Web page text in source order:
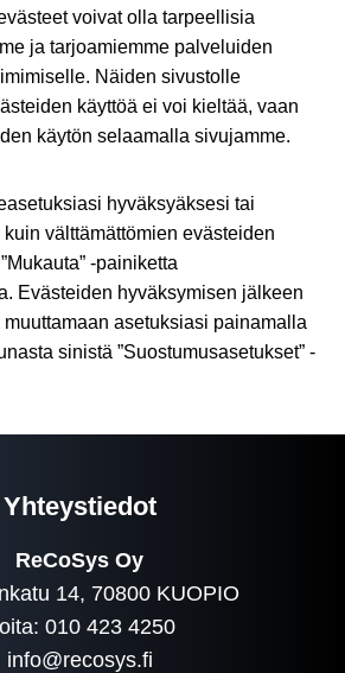
voivat olla tarpeellisia
ja tarjoamiemme palveluiden
Näiden sivustolle
käyttöä ei voi kieltää, vaan
käytön selaamalla sivujamme.
hyväksyäksesi tai
välttämättömien evästeiden
-painiketta
Evästeiden hyväksymisen jälkeen
asetuksiasi painamalla
sinistä ”Suostumusasetukset” -
Yhteystiedot
ReCoSys Oy
14, 70800 KUOPIO
010 423 4250
info@recosys.fi